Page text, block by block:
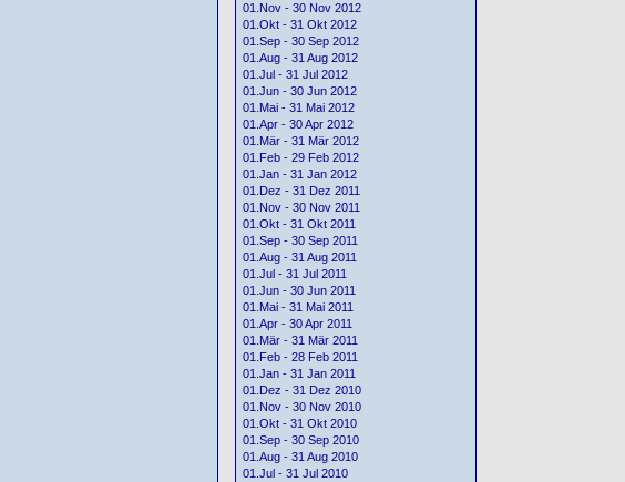
01.Nov - 30 Nov 2012
01.Okt - 31 Okt 2012
01.Sep - 30 Sep 2012
01.Aug - 31 Aug 2012
01.Jul - 31 Jul 2012
01.Jun - 30 Jun 2012
01.Mai - 31 Mai 2012
01.Apr - 30 Apr 2012
01.Mär - 31 Mär 2012
01.Feb - 29 Feb 2012
01.Jan - 31 Jan 2012
01.Dez - 31 Dez 2011
01.Nov - 30 Nov 2011
01.Okt - 31 Okt 2011
01.Sep - 30 Sep 2011
01.Aug - 31 Aug 2011
01.Jul - 31 Jul 2011
01.Jun - 30 Jun 2011
01.Mai - 31 Mai 2011
01.Apr - 30 Apr 2011
01.Mär - 31 Mär 2011
01.Feb - 28 Feb 2011
01.Jan - 31 Jan 2011
01.Dez - 31 Dez 2010
01.Nov - 30 Nov 2010
01.Okt - 31 Okt 2010
01.Sep - 30 Sep 2010
01.Aug - 31 Aug 2010
01.Jul - 31 Jul 2010